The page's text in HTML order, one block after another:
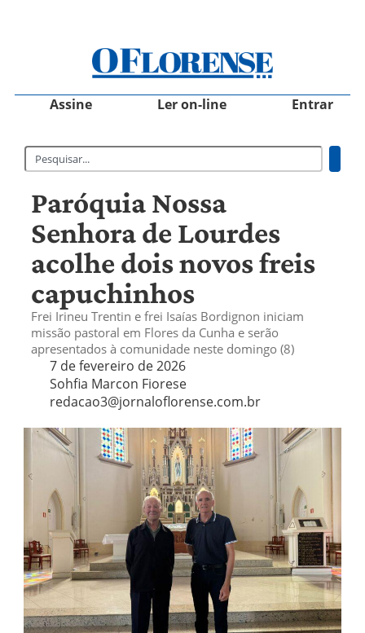
Assine Ler on-line Entrar
Paróquia Nossa
Senhora de Lourdes
acolhe dois novos freis
capuchinhos
Frei Irineu Trentin e frei Isaías Bordignon iniciam
missão pastoral em Flores da Cunha e serão
apresentados à comunidade neste domingo (8)
7 de fevereiro de 2026
Sohfia Marcon Fiorese
redacao3@jornaloflorense.com.br